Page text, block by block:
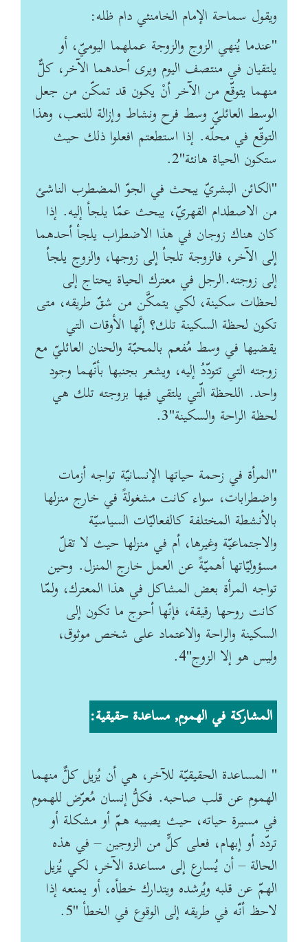
ويقول سماحة الإمام الخامنئي دام ظله:
"عندما يُنهي الزوج والزوجة عملهما اليوميّ، أو
يلتقيان في منتصف اليوم ويرى أحدهما الآخر، كلٌّ
منهما يتوقّع من الآخر أنْ يكون قد تمكّن من جعل
الوسط العائليّ وسط فرح ونشاط وإزالة للتعب، وهذا
التوقّع في محلّه. إذا استطعتم افعلوا ذلك حيث
ستكون الحياة هانئة"2 .
"الكائن البشريّ يبحث في الجوّ المضطرب الناشئ
من الاصطدام القهريّ، يبحث عمّا يلجأ إليه. إذا
كان هناك زوجان في هذا الاضطراب يلجأ أحدهما
إلى الآخر، فالزوجة تلجأ إلى زوجها، والزوج يلجأ
إلى زوجته.الرجل في معترك الحياة يحتاج إلى
لحظات سكينة، لكي يتمكَّن من شقّ طريقه، متى
تكون لحظة السكينة تلك؟ إنَّها الأوقات التي
يقضيها في وسط مُفعم بالمحبّة والحنان العائليّ مع
زوجته التي تتودّدُ إليه، ويشعر بجنبها بأنّهما وجود
واحد. اللحظة الّتي يلتقي فيها بزوجته تلك هي
لحظة الراحة والسكينة"3 .
"المرأة في زحمة حياتها الإنسانيّة تواجه أزمات
واضطرابات، سواء كانت مشغولةً في خارج منزلها
بالأنشطة المختلفة كالفعاليّات السياسيّة
والاجتماعيّة وغيرها، أم في منزلها حيث لا تقلّ
مسؤوليّاتها أهميّةً عن العمل خارج المنزل. وحين
تواجه المرأة بعض المشاكل في هذا المعترك، ولمّا
كانت روحها رقيقة، فإنّها أحوج ما تكون إلى
السكينة والراحة والاعتماد على شخص موثوق،
وليس هو إلا الزوج"4 .
المشاركة في الهموم, مساعدة حقيقية:
"المساعدة الحقيقيّة للآخر، هي أن يُزيل كلٌّ منهما
الهموم عن قلب صاحبه. فكلُّ إنسان مُعرّض للهموم
في مسيرة حياته، حيث يصيبه همّ أو مشكلة أو
تردّد أو إبهام، فعلى كلٍّ من الزوجين – في هذه
الحالة – أن يُسارع إلى مساعدة الآخر، لكي يُزيل
الهمّ عن قلبه ويُرشده ويتدارك خطأه، أو يمنعه إذا
لاحظ أنّه في طريقه إلى الوقوع في الخطأ "5 .